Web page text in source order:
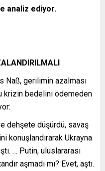
analiz ediyor.
Naß, gerilimin azalması
krizin bedelini ödemeden
dehşete düşürdü, savaş
konuşlandırarak Ukrayna
… Putin, uluslararası
aşmadı mı? Evet, aştı.